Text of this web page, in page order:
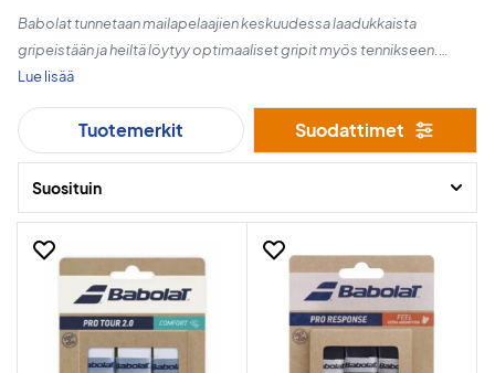
Babolat tunnetaan mailapelaajien keskuudessa laadukkaista
gripeistään ja heiltä löytyy optimaaliset gripit myös tennikseen.
Grippejä on saatavilla useissa eri väreissä.
Mukavaa shoppailua!
Lue lisää
Tuotemerkit Suodattimet
Suosituin